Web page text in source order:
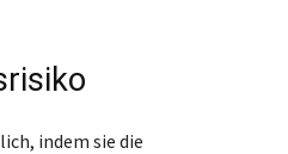
indem sie die